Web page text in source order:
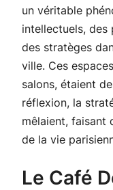
un véritable
intellectuels, des
des stratèges
ville. Ces
salons, étaient
réflexion, la
mêlaient, faisant
de la vie
Le Café